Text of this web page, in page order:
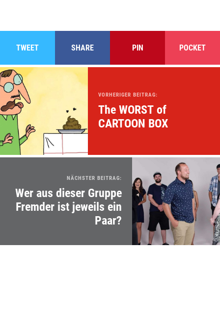
TWEET SHARE PIN POCKET
VORHERIGER BEITRAG:
The WORST of
CARTOON BOX
NÄCHSTER BEITRAG:
Wer aus dieser Gruppe
Fremder ist jeweils ein
Paar?